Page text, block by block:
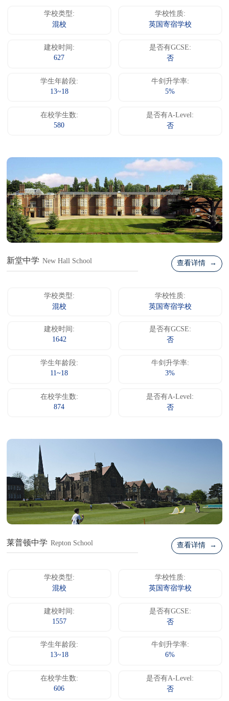
学校类型:
混校
学校性质:
英国寄宿学校
建校时间:
627
是否有GCSE:
否
学生年龄段:
13~18
牛剑升学率:
5%
在校学生数:
580
是否有A-Level:
否
新堂中学 New Hall School 查看详情 →
学校类型:
混校
学校性质:
英国寄宿学校
建校时间:
1642
是否有GCSE:
否
学生年龄段:
11~18
牛剑升学率:
3%
在校学生数:
874
是否有A-Level:
否
莱普顿中学 Repton School 查看详情 →
学校类型:
混校
学校性质:
英国寄宿学校
建校时间:
1557
是否有GCSE:
否
学生年龄段:
13~18
牛剑升学率:
6%
在校学生数:
606
是否有A-Level:
否